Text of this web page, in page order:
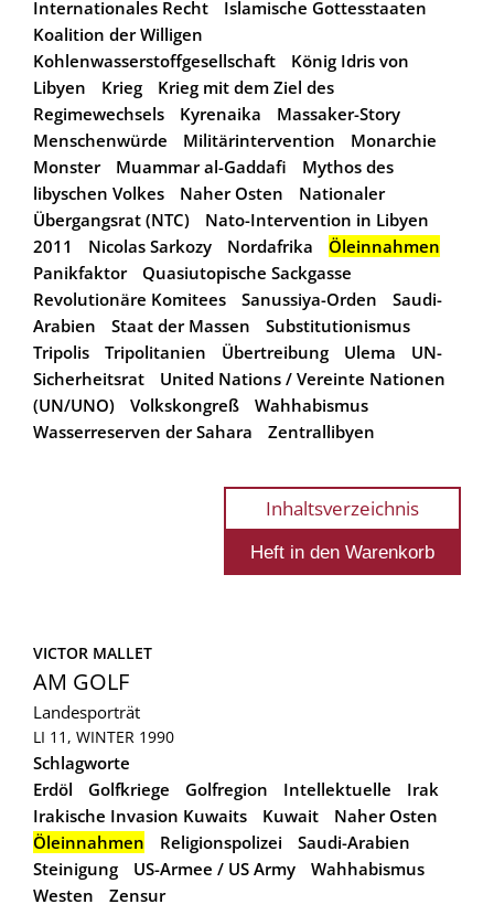
Internationales Recht
Islamische Gottesstaaten
Koalition der Willigen
Kohlenwasserstoffgesellschaft
König Idris von
Libyen
Krieg
Krieg mit dem Ziel des
Regimewechsels
Kyrenaika
Massaker-Story
Menschenwürde
Militärintervention
Monarchie
Monster
Muammar al-Gaddafi
Mythos des
libyschen Volkes
Naher Osten
Nationaler
Übergangsrat (NTC)
Nato-Intervention in Libyen
2011
Nicolas Sarkozy Nordafrika
Öleinnahmen
Panikfaktor
Quasiutopische Sackgasse
Revolutionäre Komitees
Sanussiya-Orden
Saudi-
Arabien
Staat der Massen
Substitutionismus
Tripolis
Tripolitanien Übertreibung Ulema
UN-
Sicherheitsrat
United Nations / Vereinte Nationen
(UN/UNO)
Volkskongreß
Wahhabismus
Wasserreserven der Sahara
Zentrallibyen
Inhaltsverzeichnis
VICTOR MALLET
AM GOLF
Landesporträt
LI 11, WINTER 1990
Schlagworte
Erdöl
Golfkriege Golfregion Intellektuelle
Irak
Irakische Invasion Kuwaits
Kuwait
Naher Osten
Öleinnahmen
Religionspolizei
Saudi-Arabien
Steinigung
US-Armee / US Army
Wahhabismus
Westen
Zensur